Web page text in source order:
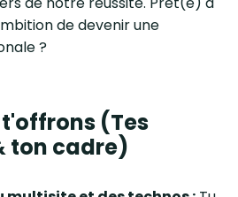
de devenir une
?
(Tes
ton cadre)